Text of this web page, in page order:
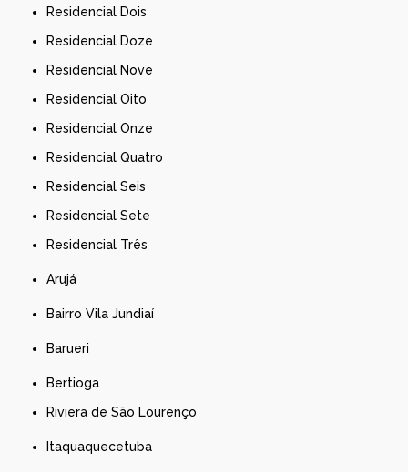
Residencial Dois
Residencial Doze
Residencial Nove
Residencial Oito
Residencial Onze
Residencial Quatro
Residencial Seis
Residencial Sete
Residencial Três
Arujá
Bairro Vila Jundiaí
Barueri
Bertioga
Riviera de São Lourenço
Itaquaquecetuba